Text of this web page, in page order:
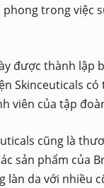
trong việc
được thành lập
Skinceuticals
viên của tập
cũng là
sản phẩm của
làn da với nhiều